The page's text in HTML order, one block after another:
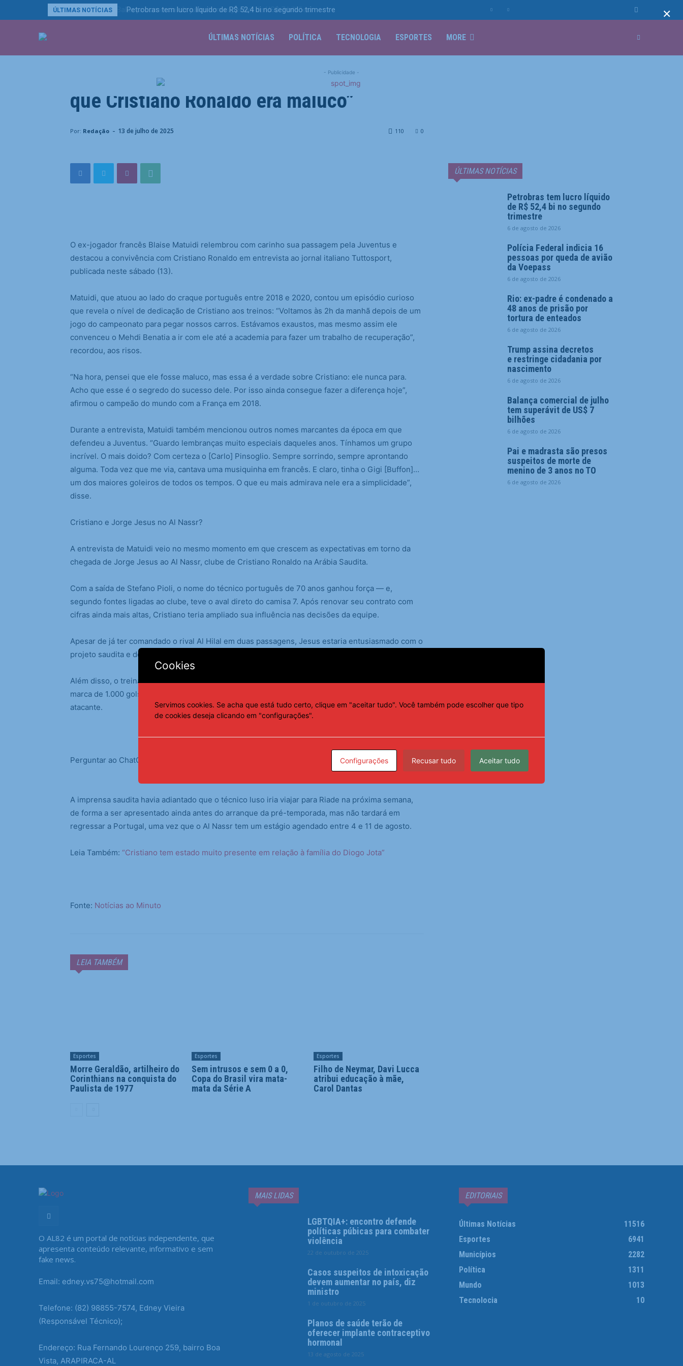
ÚLTIMAS NOTÍCIAS Petrobras tem lucro líquido de R$ 52,4 bi no segundo trimestre
ÚLTIMAS NOTÍCIAS POLÍTICA TECNOLOGIA ESPORTES MORE
- Publicidade -
Esportes
Ex-jogador da Juventus recorda: “Pensei
que Cristiano Ronaldo era maluco”
Por: Redação - 13 de julho de 2025 0
110
O ex-jogador francês Blaise Matuidi relembrou com carinho sua passagem pela Juventus e
destacou a convivência com Cristiano Ronaldo em entrevista ao jornal italiano Tuttosport,
publicada neste sábado (13).
Matuidi, que atuou ao lado do craque português entre 2018 e 2020, contou um episódio curioso
que revela o nível de dedicação de Cristiano aos treinos: “Voltamos às 2h da manhã depois de um
jogo do campeonato para pegar nossos carros. Estávamos exaustos, mas mesmo assim ele
convenceu o Mehdi Benatia a ir com ele até a academia para fazer um trabalho de recuperação”,
recordou, aos risos.
“Na hora, pensei que ele fosse maluco, mas essa é a verdade sobre Cristiano: ele nunca para.
Acho que esse é o segredo do sucesso dele. Por isso ainda consegue fazer a diferença hoje”,
afirmou o campeão do mundo com a França em 2018.
Durante a entrevista, Matuidi também mencionou outros nomes marcantes da época em que
defendeu a Juventus. “Guardo lembranças muito especiais daqueles anos. Tínhamos um grupo
incrível. O mais doido? Com certeza o [Carlo] Pinsoglio. Sempre sorrindo, sempre aprontando
alguma. Toda vez que me via, cantava uma musiquinha em francês. E claro, tinha o Gigi [Buffon]…
um dos maiores goleiros de todos os tempos. O que eu mais admirava nele era a simplicidade”,
disse.
Cristiano e Jorge Jesus no Al Nassr?
A entrevista de Matuidi veio no mesmo momento em que crescem as expectativas em torno da
chegada de Jorge Jesus ao Al Nassr, clube de Cristiano Ronaldo na Arábia Saudita.
Com a saída de Stefano Pioli, o nome do técnico português de 70 anos ganhou força — e,
segundo fontes ligadas ao clube, teve o aval direto do camisa 7. Após renovar seu contrato com
cifras ainda mais altas, Cristiano teria ampliado sua influência nas decisões da equipe.
Apesar de já ter comandado o rival Al Hilal em duas passagens, Jesus estaria entusiasmado com o
projeto saudita e determinado a conquistar o título nacional que ainda falta ao craque português.
Além disso, o treinador teria como meta pessoal ajudar Cristiano Ronaldo a atingir a histórica
marca de 1.000 gols na carreira, ajustando o esquema tático para potencializar o desempenho do
atacante.
Perguntar ao ChatGPT
A imprensa saudita havia adiantado que o técnico luso iria viajar para Riade na próxima semana,
de forma a ser apresentado ainda antes do arranque da pré-temporada, mas não tardará em
regressar a Portugal, uma vez que o Al Nassr tem um estágio agendado entre 4 e 11 de agosto.
Leia Também: “Cristiano tem estado muito presente em relação à família do Diogo Jota”
Fonte: Notícias ao Minuto
LEIA TAMBÉM
Esportes
Morre Geraldão, artilheiro do
Corinthians na conquista do
Paulista de 1977
Esportes
Sem intrusos e sem 0 a 0,
Copa do Brasil vira mata-
mata da Série A
Esportes
Filho de Neymar, Davi Lucca
atribui educação à mãe,
Carol Dantas
ÚLTIMAS NOTÍCIAS
Petrobras tem lucro líquido
de R$ 52,4 bi no segundo
trimestre
6 de agosto de 2026
Polícia Federal indicia 16
pessoas por queda de avião
da Voepass
6 de agosto de 2026
Rio: ex-padre é condenado a
48 anos de prisão por
tortura de enteados
6 de agosto de 2026
Trump assina decretos
e restringe cidadania por
nascimento
6 de agosto de 2026
Balança comercial de julho
tem superávit de US$ 7
bilhões
6 de agosto de 2026
Pai e madrasta são presos
suspeitos de morte de
menino de 3 anos no TO
6 de agosto de 2026
O AL82 é um portal de notícias independente, que
apresenta conteúdo relevante, informativo e sem
fake news.
Email: edney.vs75@hotmail.com
Telefone: (82) 98855-7574, Edney Vieira
(Responsável Técnico);
Endereço: Rua Fernando Lourenço 259, bairro Boa
Vista, ARAPIRACA-AL
MAIS LIDAS
LGBTQIA+: encontro defende
políticas púbicas para combater
violência
22 de outubro de 2025
Casos suspeitos de intoxicação
devem aumentar no país, diz
ministro
1 de outubro de 2025
Planos de saúde terão de
oferecer implante contraceptivo
hormonal
13 de agosto de 2025
EDITORIAIS
Últimas Notícias
11516
Esportes
6941
Municípios
2282
Política
1311
Mundo
1013
Tecnolocia
10
×
Cookies
Servimos cookies. Se acha que está tudo certo, clique em "aceitar tudo". Você também pode escolher que tipo
de cookies deseja clicando em "configurações".
Configurações Recusar tudo Aceitar tudo